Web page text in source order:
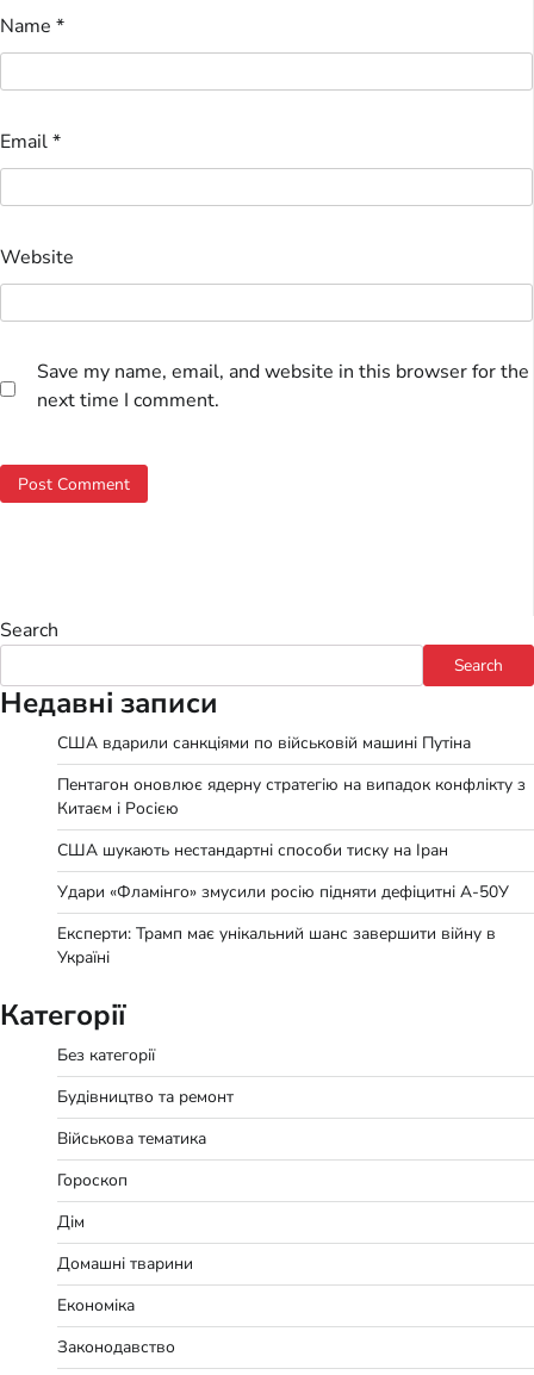
Name *
Email*
Website
Save my name, email, and website in this browser for the
next time I comment.
Search
Search
Недавні записи
США вдарили санкціями по військовій машині Путіна
Пентагон оновлює ядерну стратегію на випадок конфлікту з
Китаєм і Росією
США шукають нестандартні способи тиску на Іран
Удари «Фламінго» змусили росію підняти дефіцитні А-50У
Експерти: Трамп має унікальний шанс завершити війну в
Україні
Категорії
Без категорії
Будівництво та ремонт
Військова тематика
Гороскоп
Дім
Домашні тварини
Економіка
Законодавство